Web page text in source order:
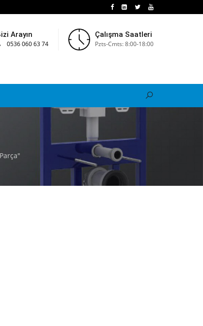
Arayın
0536 060 63 74
Çalışma Saatleri
Pzts-Cmts: 8:00-18:00